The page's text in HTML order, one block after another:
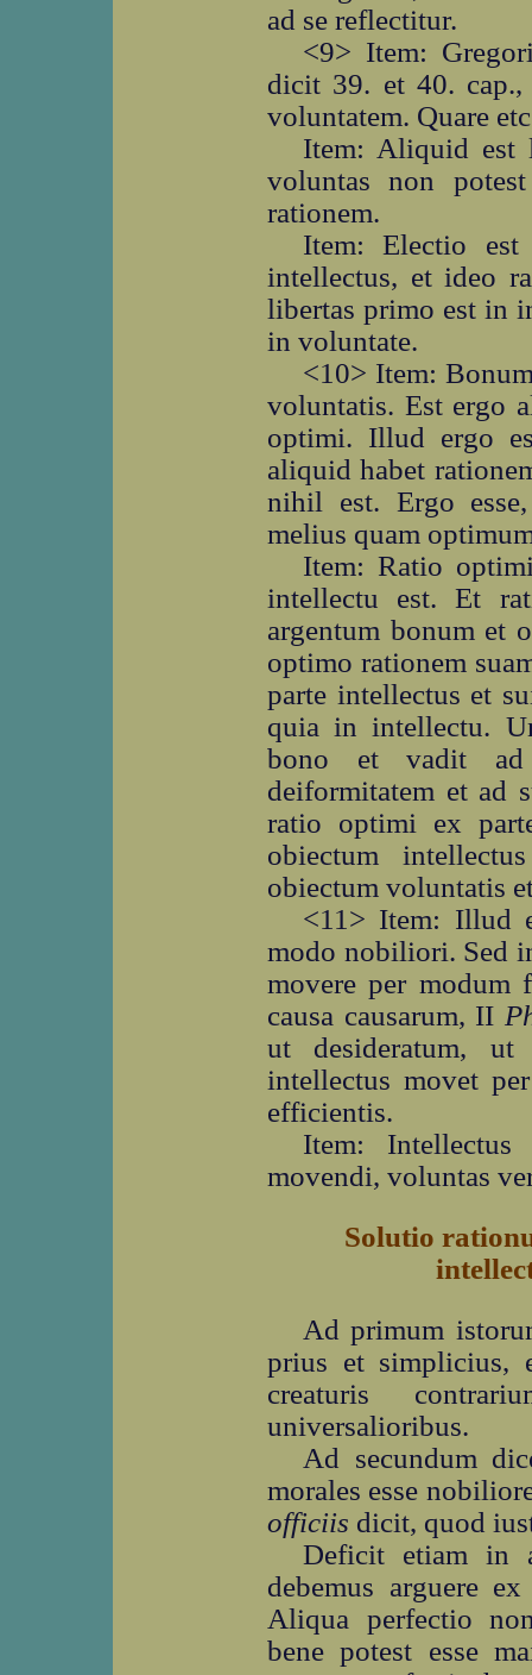
ad se reflectitur.
<9> Item:
dicit 39. et 40.
voluntatem. Quare
Item: Aliquid est
voluntas non
rationem.
Item: Electio
intellectus, et ideo
libertas primo est in
in voluntate.
<10> Item:
voluntatis. Est ergo
optimi. Illud ergo
aliquid habet
nihil est. Ergo
melius quam
Item: Ratio
intellectu est. Et
argentum bonum et
optimo rationem
parte intellectus et
quia in intellectu.
bono et vadit
deiformitatem et ad
ratio optimi ex
obiectum
obiectum voluntatis
<11> Item: Illud
modo nobiliori. Sed
movere per modum
causa causarum, II
ut desideratum,
intellectus movet
efficientis.
Item:
movendi, voluntas
Solutio
Ad primum
prius et simplicius,
creaturis
universalioribus.
Ad secundum
morales esse
officiis dicit, quod
Deficit etiam in
debemus arguere
Aliqua perfectio
bene potest esse